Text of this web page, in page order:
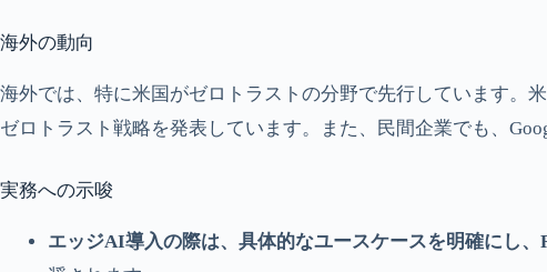
海外の動向
海外では、特に米国がゼロトラストの分野で先行しています。
ゼロトラスト戦略を発表しています。また、民間企業でも、
実務への示唆
エッジAI導入の際は、具体的なユースケースを明確にし、